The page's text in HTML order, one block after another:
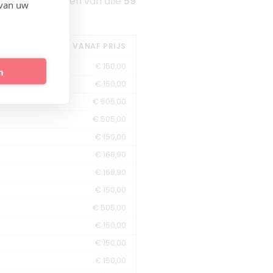
uw
VANAF PRIJS
€ 150,00
€ 150,00
€ 505,00
€ 505,00
€ 150,00
€ 168,90
€ 168,90
€ 150,00
€ 505,00
€ 150,00
€ 150,00
€ 150,00